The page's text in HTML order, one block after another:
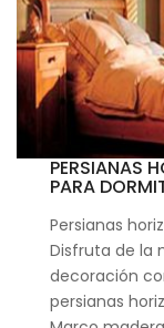
PERSIANAS
PARA
Persianas
Disfruta de la
decoración
persianas